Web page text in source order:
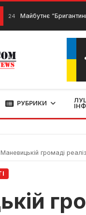
“Бригантини” у
РУБРИКИ
громаді